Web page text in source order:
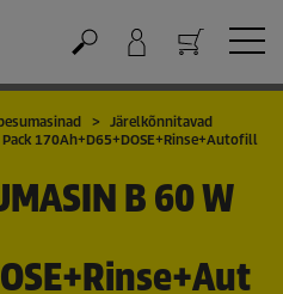
Järelkõnnitavad
Pack 170Ah+D65+DOSE+Rinse+Autofill
B 60 W